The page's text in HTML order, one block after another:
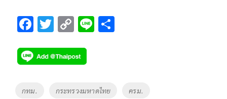
F
e
b
o
T
tt
er
C
p
y
Li
Li
Tags
กทม. กระทรวงมหาดไทย ครม.